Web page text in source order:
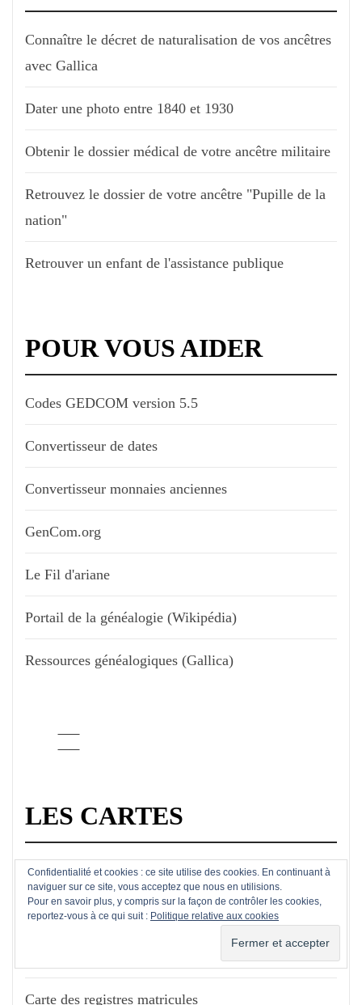
Connaître le décret de naturalisation de vos ancêtres
avec Gallica
Dater une photo entre 1840 et 1930
Obtenir le dossier médical de votre ancêtre militaire
Retrouvez le dossier de votre ancêtre "Pupille de la
nation"
Retrouver un enfant de l'assistance publique
POUR VOUS AIDER
Codes GEDCOM version 5.5
Convertisseur de dates
Convertisseur monnaies anciennes
GenCom.org
Le Fil d'ariane
Portail de la généalogie (Wikipédia)
Ressources généalogiques (Gallica)
LES CARTES
Carte (Géoportail)
Carte de l'état civil en ligne
Carte des registres matricules
Confidentialité et cookies : ce site utilise des cookies. En continuant à
naviguer sur ce site, vous acceptez que nous en utilisions.
Pour en savoir plus, y compris sur la façon de contrôler les cookies,
reportez-vous à ce qui suit : Politique relative aux cookies